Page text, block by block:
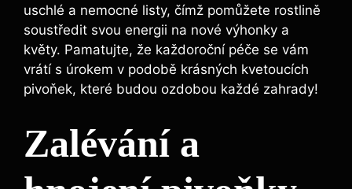
uschlé a nemocné listy, čímž ​pomůžete rostlině ​
soustředit svou‌ energii ⁢na nové výhonky a
květy.‌ Pamatujte, že ​každoroční péče se vám
⁤vrátí s úrokem v podobě⁤ krásných kvetoucích⁣
pivoňek, které budou ozdobou každé zahrady!
Zalévání a